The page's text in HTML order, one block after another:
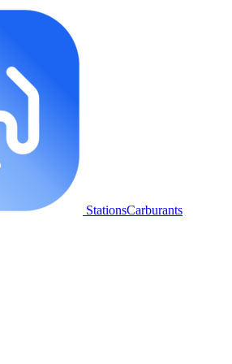
StationsCarburants